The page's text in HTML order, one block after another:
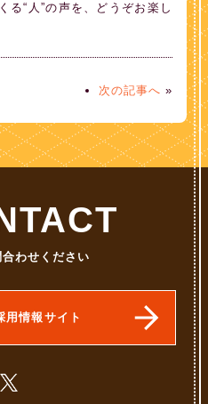
る“人”の声を、どうぞお楽し
次の記事へ »
わせください
用情報サイト